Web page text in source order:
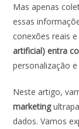
Mas apenas
essas
conexões reais
artificial) entra
personalização
Neste artigo,
marketing
dados. Vamos